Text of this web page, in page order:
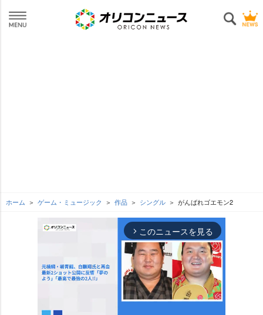
ホーム ゲーム・ミュージック 作品 シングル がんばれゴエモン2
arrow_forward_ios このニュースを見る